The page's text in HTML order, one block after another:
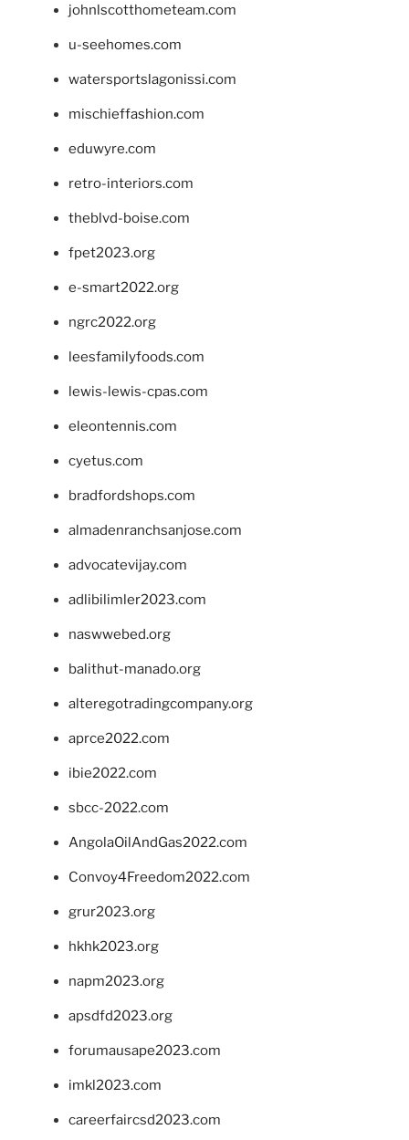
johnlscotthometeam.com
u-seehomes.com
watersportslagonissi.com
mischieffashion.com
eduwyre.com
retro-interiors.com
theblvd-boise.com
fpet2023.org
e-smart2022.org
ngrc2022.org
leesfamilyfoods.com
lewis-lewis-cpas.com
eleontennis.com
cyetus.com
bradfordshops.com
almadenranchsanjose.com
advocatevijay.com
adlibilimler2023.com
naswwebed.org
balithut-manado.org
alteregotradingcompany.org
aprce2022.com
ibie2022.com
sbcc-2022.com
AngolaOilAndGas2022.com
Convoy4Freedom2022.com
grur2023.org
hkhk2023.org
napm2023.org
apsdfd2023.org
forumausape2023.com
imkl2023.com
careerfaircsd2023.com